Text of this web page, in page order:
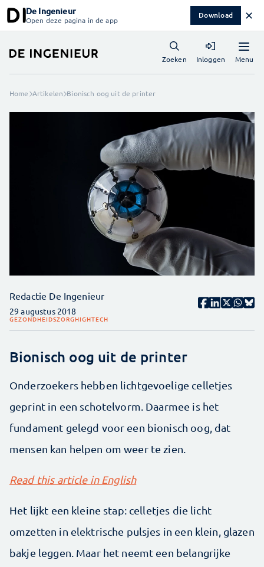
De Ingenieur
Open deze pagina in de app Download ✕
Menu
Zoeken Inloggen
Home Artikelen Bionisch oog uit de printer
Redactie De Ingenieur
29 augustus 2018
GEZONDHEIDSZORGHIGHTECH
Bionisch oog uit de printer
Onderzoekers hebben lichtgevoelige celletjes
geprint in een schotelvorm. Daarmee is het
fundament gelegd voor een bionisch oog, dat
mensen kan helpen om weer te zien.
Read this article in English
Het lijkt een kleine stap: celletjes die licht
omzetten in elektrische pulsjes in een klein, glazen
bakje leggen. Maar het neemt een belangrijke